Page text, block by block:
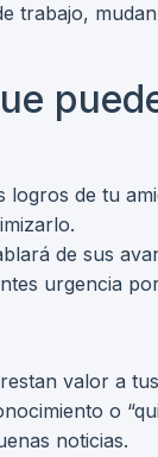
trabajo,
logros de tu
de sus
urgencia
valor a
o
noticias.